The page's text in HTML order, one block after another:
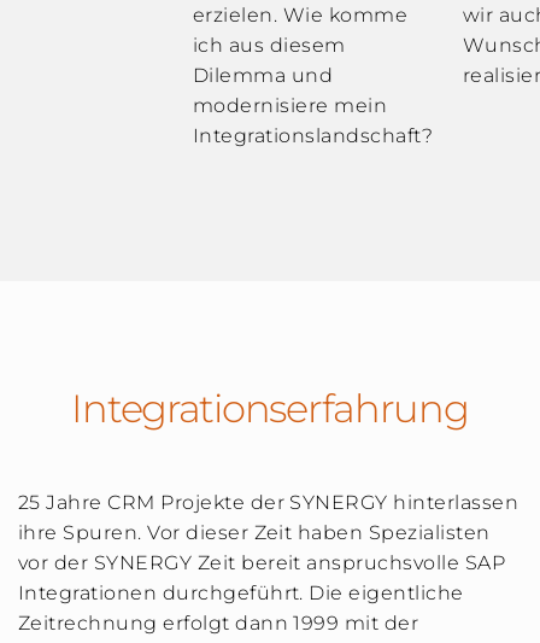
erzielen. Wie komme
ich aus diesem
Dilemma und
modernisiere mein
Integrationslandschaft?
wir
Integrationserfahrung
25 Jahre CRM Projekte der SYNERGY hinterlassen
ihre Spuren. Vor dieser Zeit haben Spezialisten
vor der SYNERGY Zeit bereit anspruchsvolle SAP
Integrationen durchgeführt. Die eigentliche
Zeitrechnung erfolgt dann 1999 mit der